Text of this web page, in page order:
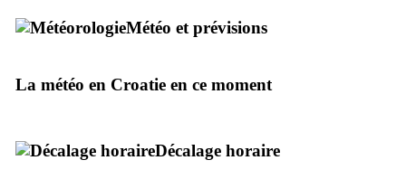
Météo et prévisions
La météo en Croatie en ce moment
Décalage horaire